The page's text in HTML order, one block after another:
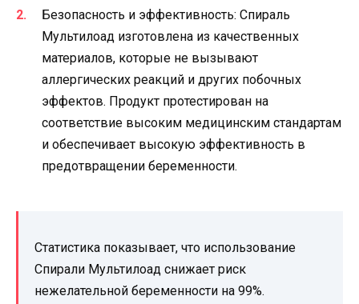
Безопасность и эффективность: Спираль
Мультилоад изготовлена из качественных
материалов, которые не вызывают
аллергических реакций и других побочных
эффектов. Продукт протестирован на
соответствие высоким медицинским стандартам
и обеспечивает высокую эффективность в
предотвращении беременности.
Статистика показывает, что использование
Спирали Мультилоад снижает риск
нежелательной беременности на 99%.